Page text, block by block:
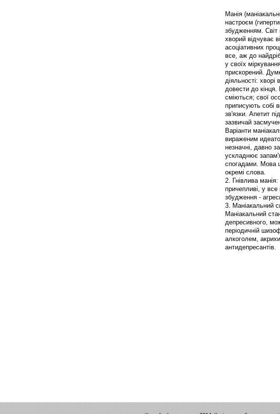
Манія
настроєм
збудженням. Світ
хворий відчуває
асоціативних
все, аж до
у своїх
прискорений.
діяльності:
довести до кінця.
сміються; свої
приписують собі
зв'язки. Апетит
зазвичай
Варіанти
вираженим
незначні, давно
ускладнює
спогадами. Мова
окремі слова.
2. Гнівлива
причепливі, у все
збудження -
3. Маніакальний
Маніакальний
депресивного,
періодичній
алкоголем,
антидепресантів.